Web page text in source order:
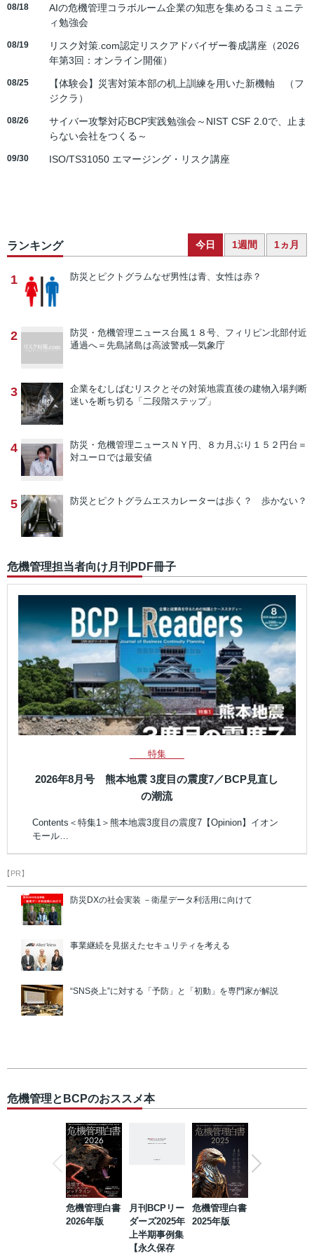
08/18
AIの危機管理コラボルーム企業の知恵を集めるコミュニテ
ィ勉強会
08/19
リスク対策.com認定リスクアドバイザー養成講座（2026
年第3回：オンライン開催）
08/25
【体験会】災害対策本部の机上訓練を用いた新機軸 （フ
ジクラ）
08/26
サイバー攻撃対応BCP実践勉強会～NIST CSF 2.0で、止ま
らない会社をつくる～
09/30 ISO/TS31050 エマージング・リスク講座
ランキング 今日 1週間 1ヵ月
1 防災とピクトグラムなぜ男性は青、女性は赤？
2 防災・危機管理ニュース台風１８号、フィリピン北部付近
通過へ＝先島諸島は高波警戒―気象庁
3 企業をむしばむリスクとその対策地震直後の建物入場判断
迷いを断ち切る「二段階ステップ」
4 防災・危機管理ニュース ＮＹ円、８カ月ぶり１５２円台＝
対ユーロでは最安値
5 防災とピクトグラムエスカレーターは歩く？ 歩かない？
危機管理担当者向け月刊PDF冊子
特集
2026年8月号 熊本地震 3度目の震度7／BCP見直し
の潮流
Contents＜特集1＞熊本地震3度目の震度7【Opinion】イオン
モール…
【PR】
防災DXの社会実装 －衛星データ利活用に向けて
事業継続を見据えたセキュリティを考える
“SNS炎上”に対する「予防」と「初動」を専門家が解説
危機管理とBCPのおススメ本
危機管理白書
2026年版
月刊BCPリー
ダーズ2025年
上半期事例集
【永久保存
危機管理白書
2025年版